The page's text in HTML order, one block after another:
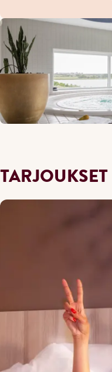
TARJOUKSET